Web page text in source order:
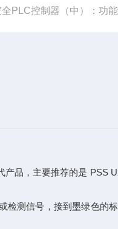
全PLC控制器（中）：功
产品，主要推荐的是 PSS
检测信号，接到墨绿色的